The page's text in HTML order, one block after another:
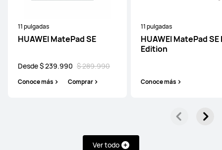
11 pulgadas
HUAWEI MatePad SE
Desde $ 239.990 $ 289.990
Conoce más Comprar
11 pulgadas
HUAWEI MatePad SE
Edition
Conoce más
Ver todo
12 pulgadas
HUAWEI MatePad 12 X
Desde $ 549.990
Comprar
11.5 pulgadas